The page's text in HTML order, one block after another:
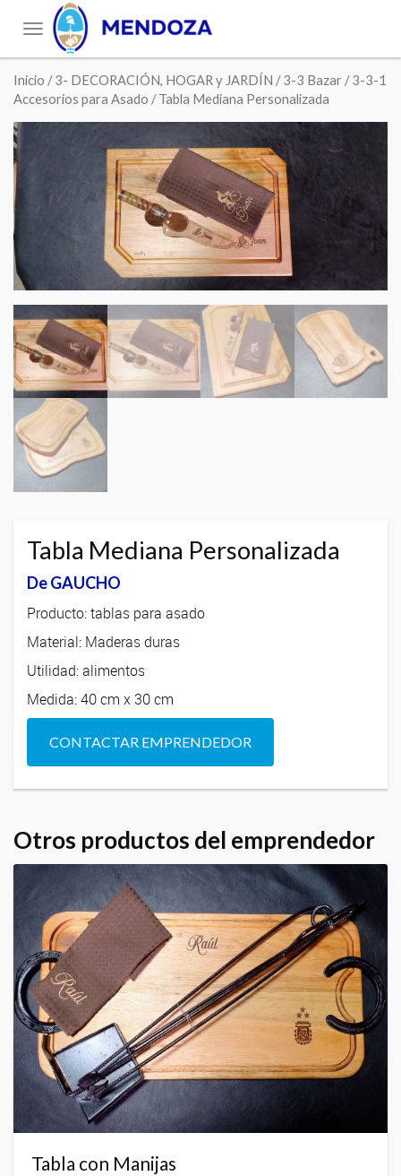
Toggle
navigation
Inicio /3- DECORACIÓN, HOGAR y JARDÍN /3-3 Bazar /3-3-1
Accesorios para Asado / Tabla Mediana Personalizada
Tabla Mediana Personalizada
De GAUCHO
Producto: tablas para asado
Material: Maderas duras
Utilidad: alimentos
Medida: 40 cm x 30 cm
CONTACTAR EMPRENDEDOR
Otros productos del emprendedor
Tabla con Manijas